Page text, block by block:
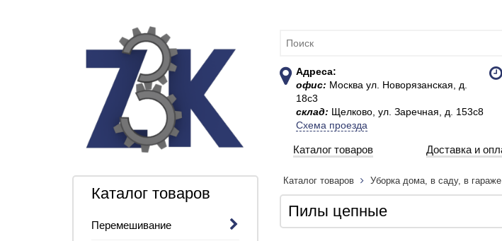
Адреса:
офис: Москва ул. Новорязанская, д.
18с3
склад: Щелково, ул. Заречная, д. 153с8
Схема проезда
Каталог товаров Доставка и
Каталог товаров
Перемешивание
Каталог товаров Уборка дома, в саду, в гараже
Пилы цепные